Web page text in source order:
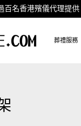
百名香港殯儀代理提
葬禮服務